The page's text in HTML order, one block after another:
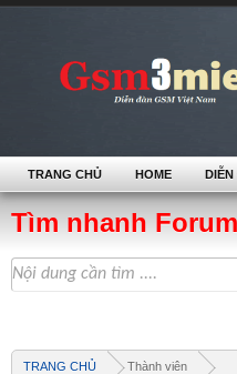
Tìm nhanh Forum
TRANG CHỦ Thành viên
TRANG CHỦ HOME